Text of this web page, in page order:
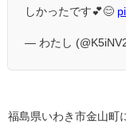
しかったです💕😊
— わたし
福島県いわき市金山町